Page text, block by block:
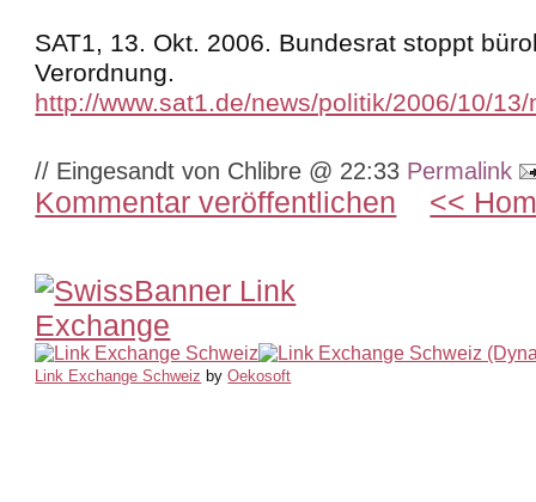
SAT1, 13. Okt. 2006. Bundesrat stoppt
Verordnung.
http://www.sat1.de/news/politik/2006/10/
// Eingesandt von Chlibre @ 22:33 Permalink
Kommentar veröffentlichen <<
Link Exchange Schweiz byOekosoft